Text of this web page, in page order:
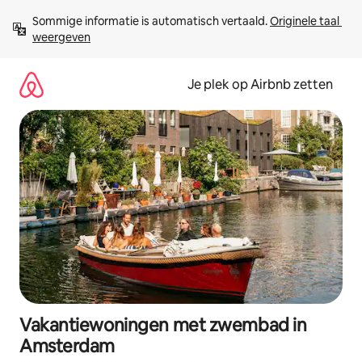
direct
naar
Sommige informatie is automatisch vertaald. Originele taal
weergeven
Je plek op Airbnb zetten
Vakantiewoningen met zwembad in
Amsterdam